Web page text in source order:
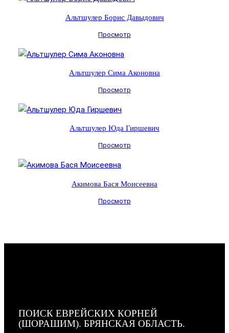
Альтшулер Борис Давыдович
Просмотр
Альтшулер Сима Аконовна
Просмотр
Альтшулер Юда Гиршевич
Просмотр
Акимова Бася Моисеевна
Просмотр
ПОИСК ЕВРЕЙСКИХ КОРНЕЙ
(ШОРАШИМ). БРЯНСКАЯ ОБЛАСТЬ.